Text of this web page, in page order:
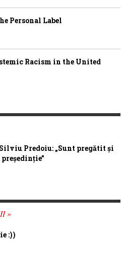
Personal Label
Racism in the United
Predoiu: „Sunt pregătit și
»
:))